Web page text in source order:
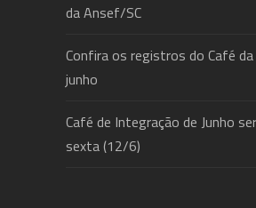
da Ansef/SC
Confira os registros do Café da
junho
Café de Integração de Junho
sexta (12/6)